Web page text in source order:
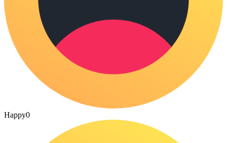
Happy0